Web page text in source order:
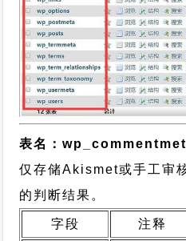
表名：
仅存储Akismet或手工审
的判断结果。
字段 注释